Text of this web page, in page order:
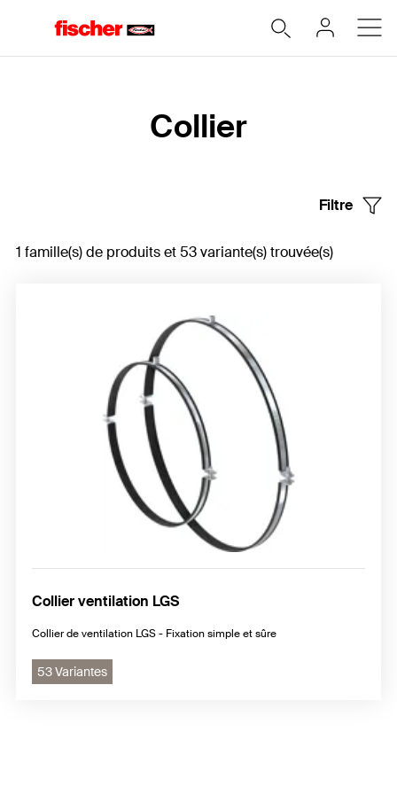
Collier
Filtre
1 famille(s) de produits et 53 variante(s) trouvée(s)
Collier ventilation LGS
Collier de ventilation LGS - Fixation simple et sûre
53 Variantes